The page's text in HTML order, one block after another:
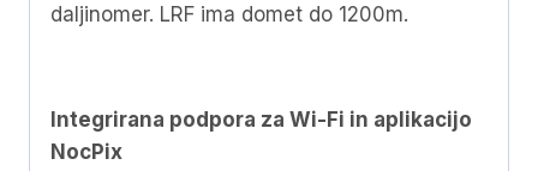
daljinomer. LRF ima domet do 1200m.
Integrirana podpora za Wi-Fi in aplikacijo
NocPix